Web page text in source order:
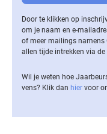
Door te klikken op
om je naam en e-
of meer mailings
allen tijde intrekken via
Wil je weten hoe
vens? Klik dan hier voor